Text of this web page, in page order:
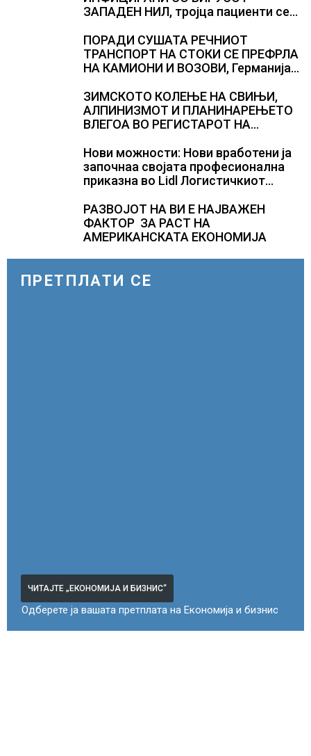
ЗАПАДЕН НИЛ, тројца пациенти се
ПОРАДИ СУШАТА РЕЧНИОТ
ТРАНСПОРТ НА СТОКИ СЕ ПРЕФРЛА
НА КАМИОНИ И ВОЗОВИ, Германија
камионџиите да возат и во недела
ЗИМСКОТО КОЛЕЊЕ НА СВИЊИ,
АЛПИНИЗМОТ И ПЛАНИНАРЕЊЕТО
ВЛЕГОА ВО РЕГИСТАРОТ НА
СЛОВЕНИЈА
Нови можности: Нови вработени ја
започнаа својата професионална
приказна во Lidl Логистичкиот
РАЗВОЈОТ НА ВИ Е НАЈВАЖЕН
ФАКТОР ЗА РАСТ НА
АМЕРИКАНСКАТА ЕКОНОМИЈА
ПРЕТПЛАТИ СЕ
ЧИТАЈТЕ „ЕКОНОМИЈА И БИЗНИС“
Одберете ја вашата претплата на Економија и бизнис